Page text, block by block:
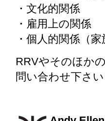
・文化的関係
・雇用上の関係
・個人的関係（
RRVやそのほか
問い合わせ下さ